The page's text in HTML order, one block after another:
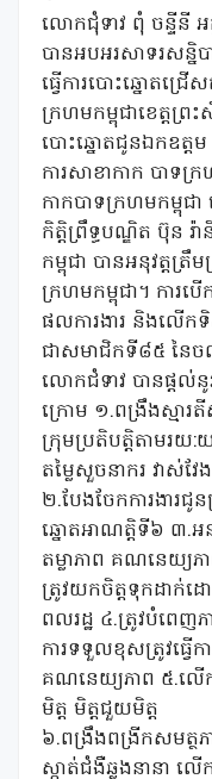
លោកជុំទាវ ពុំ ចន្ទីនី អ
បានអបអរសាទរសន្និ
ធ្វើការបោះឆ្នោតជ្រ
ក្រហមកម្ពុជាខេត្ត
បោះឆ្នោតជូនឯកឧត្ត
ការសាខាកាក បាទ
កាកបាទក្រហមកម្ពុជ
កិត្តិព្រឹទ្ធបណ្ឌិត ប៊ុន
កម្ពុជា បានអនុវត្តត្រឹ
ក្រហមកម្ពុជា។ ការប
ផលការងារ និងលើកទិ
ជាសមាជិកទី៨៥ នៃច
លោកជំទាវ បានផ្តល់
ក្រោម ១.ពង្រឹងស្មារ
ក្រុមប្រតិបត្តិតាមរយ:យ
តម្លៃសួចនាករ វាស់
២.បែងចែកការងារជូ
ឆ្នោតអាណត្តិទី៦ ៣.អ
តម្លាភាព គណនេយ្យ
ត្រូវយកចិត្តទុកដាក់ដ
ពលរដ្ឋ ៤.ត្រូវបំពេញ
ការទទួលខុសត្រូវធ្វើក
គណនេយ្យភាព ៥.លើក
មិត្ត មិត្តជួយមិត្ត
៦.ពង្រឹងពង្រីកសមត្ថភ
ស្កាត់ជំងឺឆ្លងនានា ល